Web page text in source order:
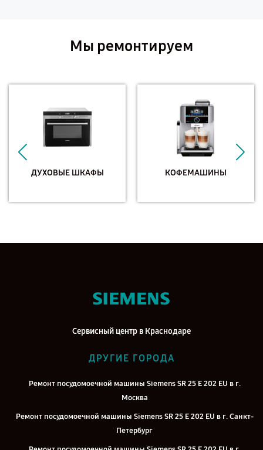
Мы ремонтируем
ДУХОВЫЕ ШКАФЫ КОФЕМАШИНЫ
Сервисный центр в Краснодаре
ДРУГИЕ ГОРОДА
Ремонт посудомоечной машины Siemens SR 25 E 202 EU в г.
Москва
Ремонт посудомоечной машины Siemens SR 25 E 202 EU в г. Санкт-
Петербург